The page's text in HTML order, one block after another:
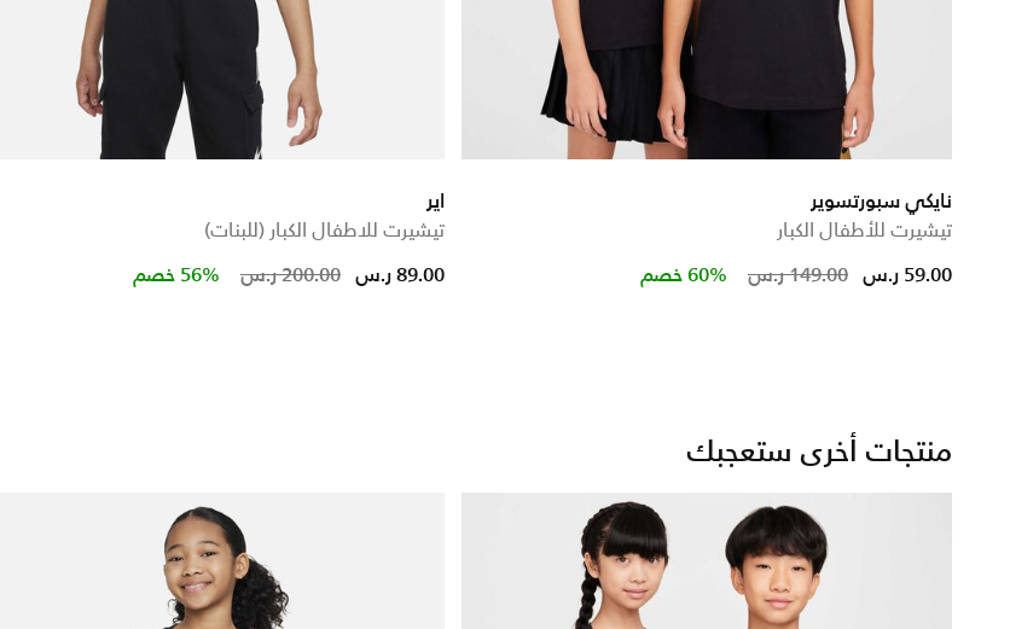
نايكي سبورتسوير
تيشيرت للأطفال الكبار
Price reduced 149.00 ر.س to
59.00 ر.س 60% خصم
اير
تيشيرت للاطفال الكبار (للبنات)
Price reduced from 200.00 ر.س to
89.00 ر.س 56% خصم
منتجات أخرى ستعجبك